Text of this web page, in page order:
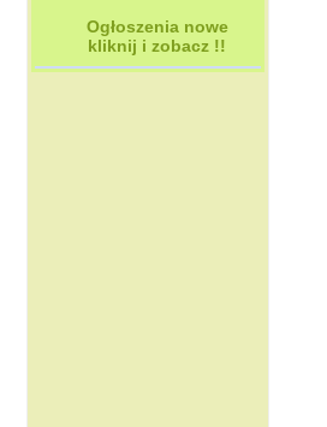
Ogłoszenia nowe
kliknij i zobacz !!